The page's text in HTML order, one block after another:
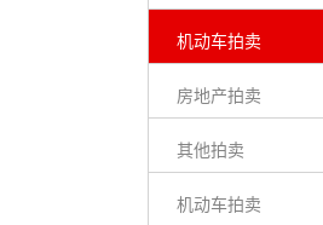
机动车拍卖
房地产拍卖
其他拍卖
机动车拍卖